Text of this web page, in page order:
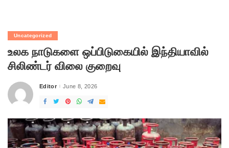
Uncategorized
உலக நாடுகளை ஒப்பிடுகையில் இந்தியாவில்
சிலிண்டர் விலை குறைவு
Posted
Editor June 8, 2026